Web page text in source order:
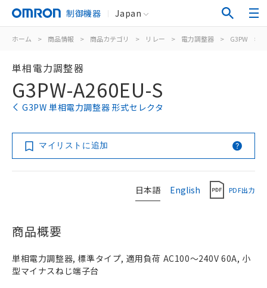
制御機器 Japan
ホーム > 商品情報 > 商品カテゴリ > リレー > 電力調整器 > G3PW >
単相電力調整器
G3PW-A260EU-S
G3PW 単相電力調整器 形式セレクタ
マイリストに追加
日本語 English PDF出力
商品概要
単相電力調整器, 標準タイプ, 適用負荷 AC100～240V 60A, 小
型マイナスねじ端子台